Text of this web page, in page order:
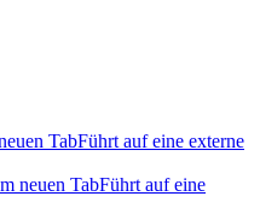
TabFührt auf eine externe
neuen TabFührt auf eine